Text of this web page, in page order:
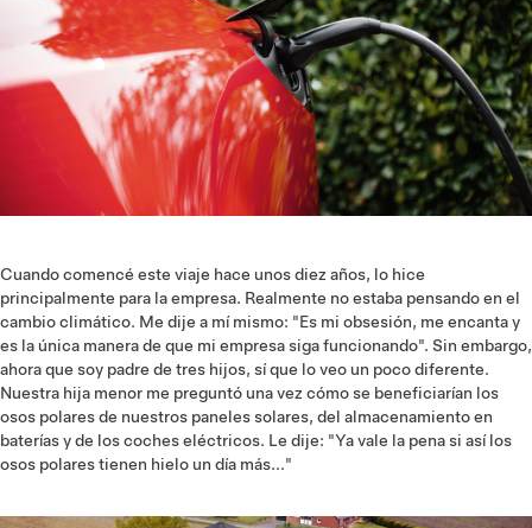
Cuando comencé este viaje hace unos diez años, lo hice
principalmente para la empresa. Realmente no estaba pensando en el
cambio climático. Me dije a mí mismo: "Es mi obsesión, me encanta y
es la única manera de que mi empresa siga funcionando". Sin embargo,
ahora que soy padre de tres hijos, sí que lo veo un poco diferente.
Nuestra hija menor me preguntó una vez cómo se beneficiarían los
osos polares de nuestros paneles solares, del almacenamiento en
baterías y de los coches eléctricos. Le dije: "Ya vale la pena si así los
osos polares tienen hielo un día más..."